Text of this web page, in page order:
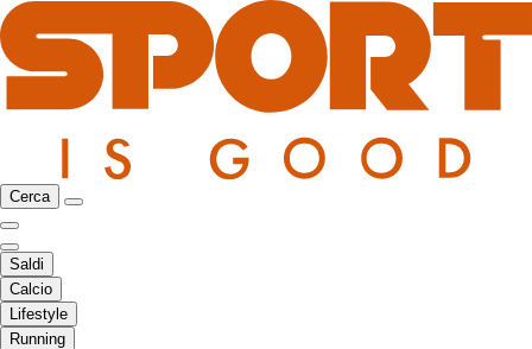
Cerca
Saldi
Calcio
Lifestyle
Running